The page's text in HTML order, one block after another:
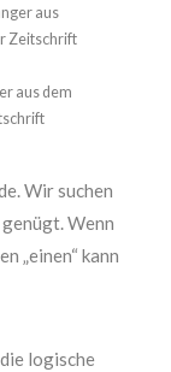
aus dem
Wir suchen
Wenn
„einen“ kann
logische